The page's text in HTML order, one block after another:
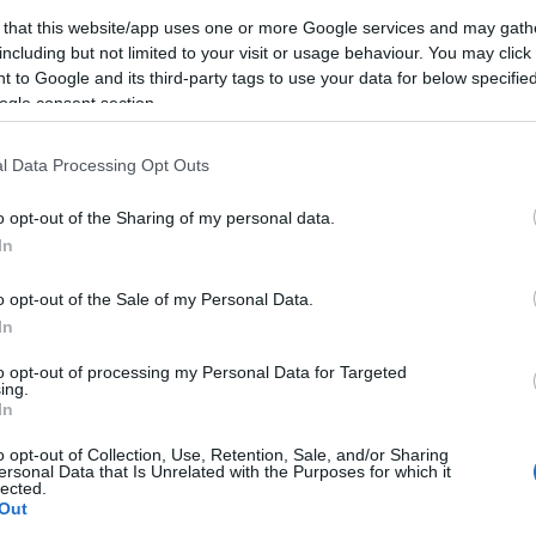
that this website/app uses one or more Google services and may
but not limited to your visit or usage behaviour. You may
to Google and its third-party tags to use your data for below
consent section.
Data Processing Opt Outs
opt-out of the Sharing of my personal data.
opt-out of the Sale of my Personal Data.
opt-out of processing my Personal Data for Targeted
opt-out of Collection, Use, Retention, Sale, and/or Sharing
Data that Is Unrelated with the Purposes for which it
2021. április 12. 06:30
Megváltozik a
váltunk?
Dr. Csiszár Rita több alkalommal írt
gyereknevelésről. A Svájcban élő
tanácsadókönyveit több ezer
külföldi magyar közösségnél
Rita…